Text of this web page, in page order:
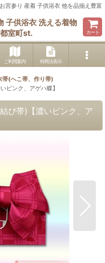
参り 産着 子供浴衣 他を品揃え豊富
子供浴衣 洗える着物
室町st.
カート
ご利用案内 特商法表示
帯(へこ帯、作り帯)
ピンク、アゲハ蝶】
び帯)【濃いピンク、ア